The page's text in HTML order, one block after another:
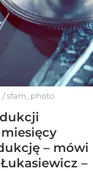
/sfam_photo
– mówi
–